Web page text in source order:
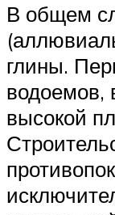
В общем
глины.
водоемов,
высокой